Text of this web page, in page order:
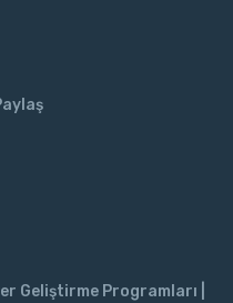
Geliştirme Programları |